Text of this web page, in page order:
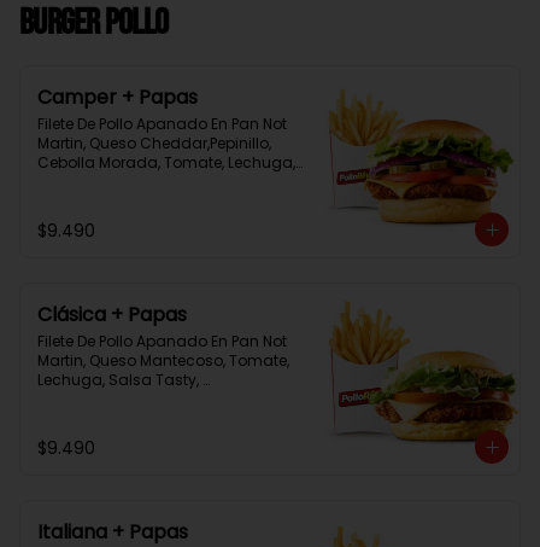
Burger Pollo
Camper + Papas
Filete De Pollo Apanado En Pan Not
Martin, Queso Cheddar,Pepinillo,
Cebolla Morada, Tomate, Lechuga,
$9.490
Clásica + Papas
Filete De Pollo Apanado En Pan Not
Martin, Queso Mantecoso, Tomate,
Lechuga, Salsa Tasty,
$9.490
Italiana + Papas